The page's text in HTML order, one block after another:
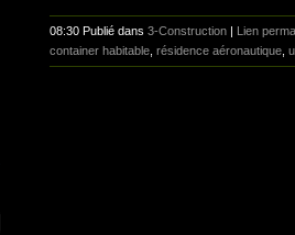
08:30 Publié dans 3-Construction | Lien
container habitable résidence aéronautique